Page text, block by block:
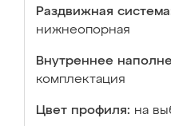
Раздвижная
нижнеопорная
Внутреннее
комплектация
Цвет профиля: на